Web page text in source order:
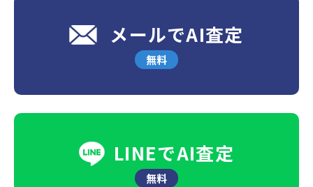
メールでAI査定
無料
LINEでAI査定
無料